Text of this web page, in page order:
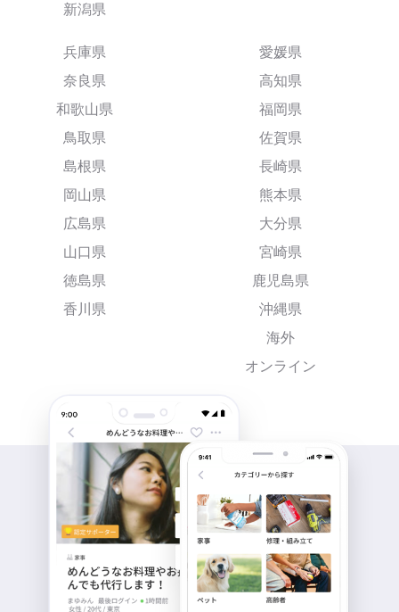
新潟県
兵庫県
奈良県
和歌山県
鳥取県
島根県
岡山県
広島県
山口県
徳島県
香川県
愛媛県
高知県
福岡県
佐賀県
長崎県
熊本県
大分県
宮崎県
鹿児島県
沖縄県
海外
オンライン